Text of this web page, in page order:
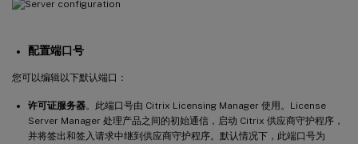
配置端口号
您可以编辑以下默认端口：
许可证服务器。此端口号由 Citrix Licensing Manager 使用。License
Server Manager 处理产品之间的初始通信，启动 Citrix 供应商守护程序，
并将签出和签入请求中继到供应商守护程序。默认情况下，此端口号为